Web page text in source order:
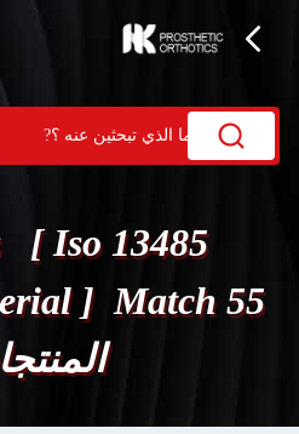
[ Iso 13485
] Match 55